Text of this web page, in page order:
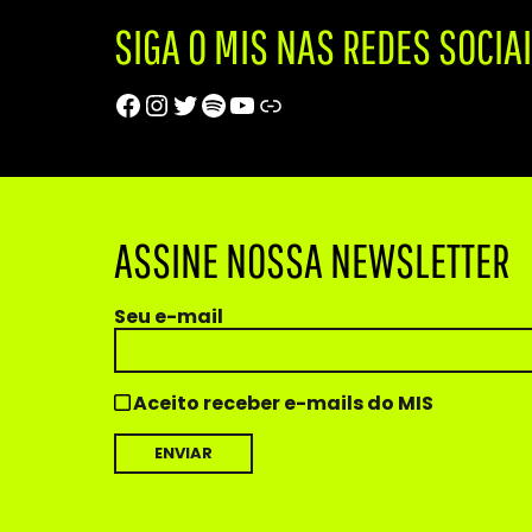
SIGA O MIS NAS REDES
Facebook
Instagram
Twitter
Spotify
Youtube
Trip Advisor
ASSINE NOSSA NEWSLETTER
Seu e-mail
Aceito receber e-mails do MIS